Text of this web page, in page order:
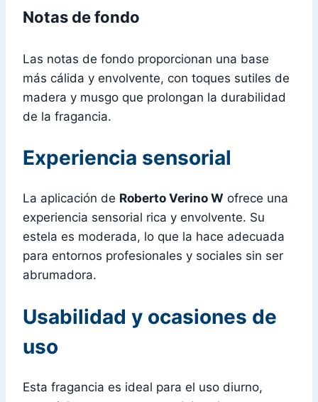
Notas de fondo
Las notas de fondo proporcionan una base
más cálida y envolvente, con toques sutiles de
madera y musgo que prolongan la durabilidad
de la fragancia.
Experiencia sensorial
La aplicación de Roberto Verino W ofrece una
experiencia sensorial rica y envolvente. Su
estela es moderada, lo que la hace adecuada
para entornos profesionales y sociales sin ser
abrumadora.
Usabilidad y ocasiones de
uso
Esta fragancia es ideal para el uso diurno,